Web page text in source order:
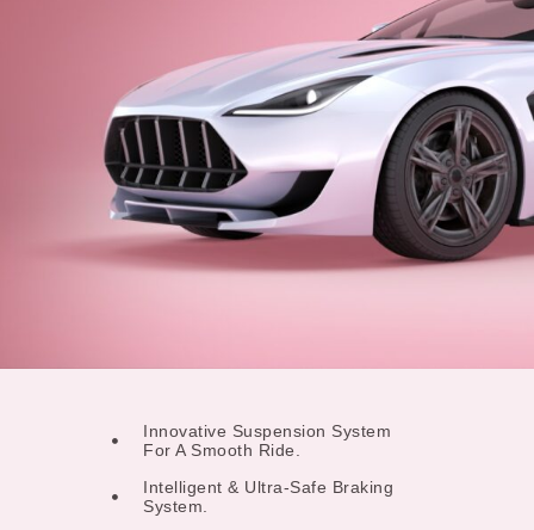
Innovative Suspension System
For A Smooth Ride.
Intelligent & Ultra-Safe Braking
System.